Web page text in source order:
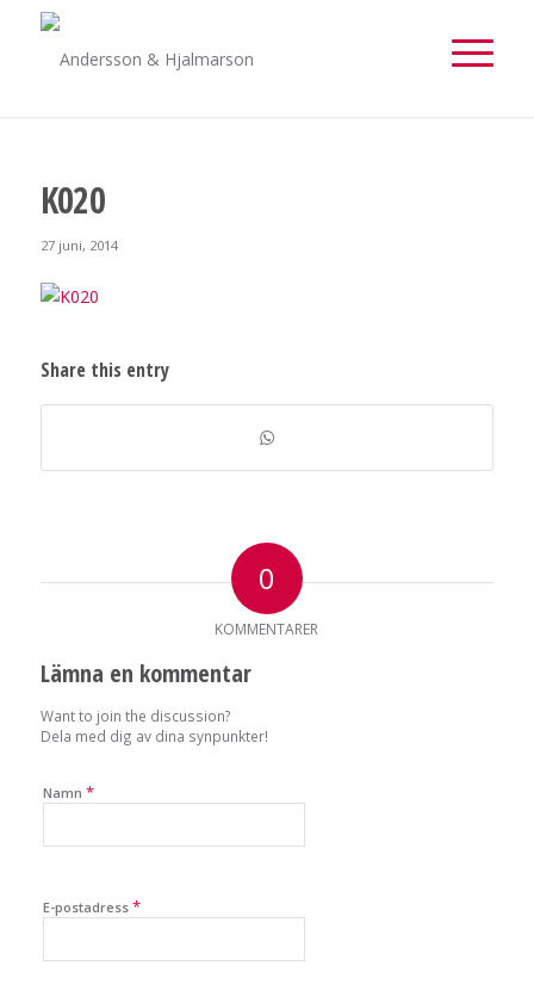
K020
27 juni, 2014
Share this entry
0
KOMMENTARER
Lämna en kommentar
Want to join the discussion?
Dela med dig av dina synpunkter!
Namn *
E-postadress *